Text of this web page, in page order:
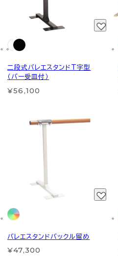
二段式バレエスタンドT字型
（バー受皿付）
¥56,100
バレエスタンドバックル留め
¥47,300